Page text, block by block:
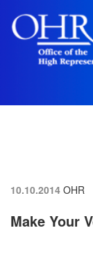
10.10.2014 OHR
Make Your